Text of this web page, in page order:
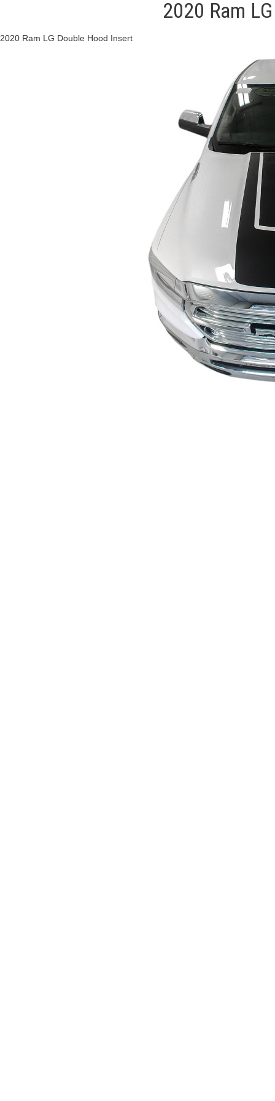
2020 Ram
2020 Ram LG Double Hood Insert